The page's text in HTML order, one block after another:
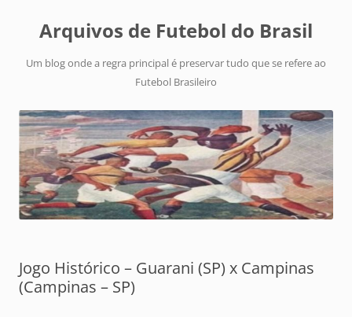
Arquivos de Futebol do Brasil
Um blog onde a regra principal é preservar tudo que se refere ao
Futebol Brasileiro
Jogo Histórico – Guarani (SP) x Campinas
(Campinas – SP)